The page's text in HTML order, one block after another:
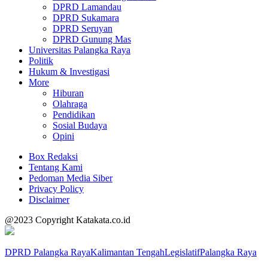
DPRD Lamandau
DPRD Sukamara
DPRD Seruyan
DPRD Gunung Mas
Universitas Palangka Raya
Politik
Hukum & Investigasi
More
Hiburan
Olahraga
Pendidikan
Sosial Budaya
Opini
Box Redaksi
Tentang Kami
Pedoman Media Siber
Privacy Policy
Disclaimer
@2023 Copyright Katakata.co.id
DPRD Palangka RayaKalimantan TengahLegislatifPalangka Raya